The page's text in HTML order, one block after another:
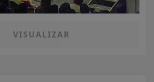
VISUALIZAR